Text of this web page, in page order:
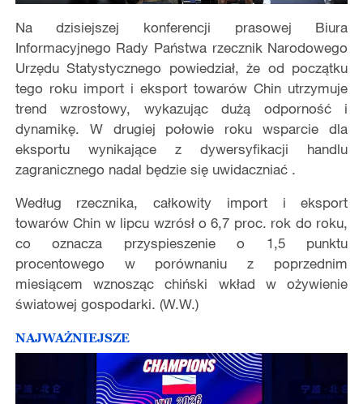
Na dzisiejszej konferencji prasowej Biura
Informacyjnego Rady Państwa rzecznik Narodowego
Urzędu Statystycznego powiedział, że od początku
tego roku import i eksport towarów Chin utrzymuje
trend wzrostowy, wykazując dużą odporność i
dynamikę. W drugiej połowie roku wsparcie dla
eksportu wynikające z dywersyfikacji handlu
zagranicznego nadal będzie się uwidaczniać .
Według rzecznika, całkowity import i eksport
towarów Chin w lipcu wzrósł o 6,7 proc. rok do roku,
co oznacza przyspieszenie o 1,5 punktu
procentowego w porównaniu z poprzednim
miesiącem wznosząc chiński wkład w ożywienie
światowej gospodarki. (W.W.)
NAJWAŻNIEJSZE